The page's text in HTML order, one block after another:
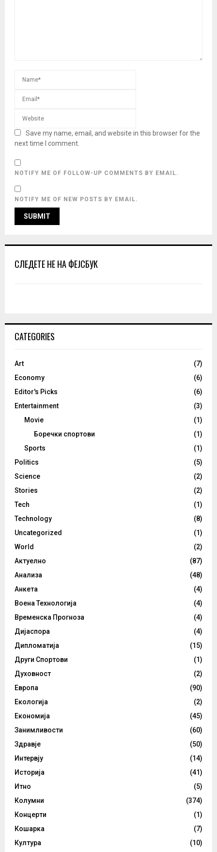
Save my name, email, and website in this browser for the
next time I comment.
NOTIFY ME OF FOLLOW-UP COMMENTS BY EMAIL.
NOTIFY ME OF NEW POSTS BY EMAIL.
СЛЕДЕТЕ НЕ НА ФЕЈСБУК
CATEGORIES
Art
(7)
Economy
(6)
Editor's Picks
(6)
Entertainment
(3)
Movie
(1)
Боречки спортови
(1)
Sports
(1)
Politics
(5)
Science
(2)
Stories
(2)
Tech
(1)
Technology
(8)
Uncategorized
(1)
World
(2)
Актуелно
(87)
Анализа
(48)
Анкета
(4)
Воена Технологија
(4)
Временска Прогноза
(4)
Дијаспора
(4)
Дипломатија
(15)
Други Спортови
(1)
Духовност
(2)
Европа
(90)
Екологија
(2)
Економија
(45)
Занимливости
(60)
Здравје
(50)
Интервју
(14)
Историја
(41)
Итно
(5)
Колумни
(374)
Концерти
(1)
Кошарка
(7)
Култура
(10)